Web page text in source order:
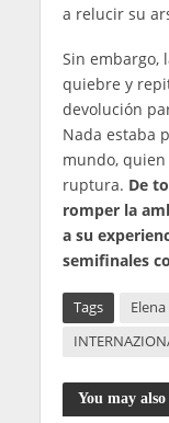
a relucir su
Sin embargo,
quiebre y
devolución
Nada estaba
mundo,
ruptura. De
romper la
a su
semifinales
Tags
You may